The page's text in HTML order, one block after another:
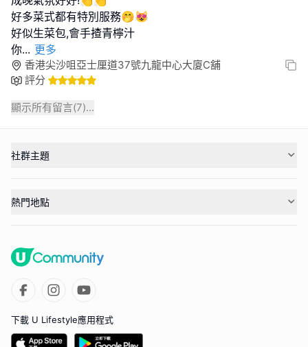
好多菜式都有特別服務🤭😻
好似生菜包,會手揸青檸汁
你... 更多
香港尖沙咀亞士厘道37號九龍中心大廈C舖
評分
顯示所有留言(7)...
社群主題
熱門地點
下載 U Lifestyle應用程式